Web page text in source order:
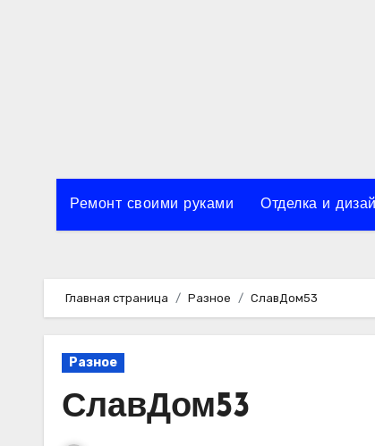
Ремонт своими руками Отделка и
Главная страница Разное СлавДом53
Разное
СлавДом53